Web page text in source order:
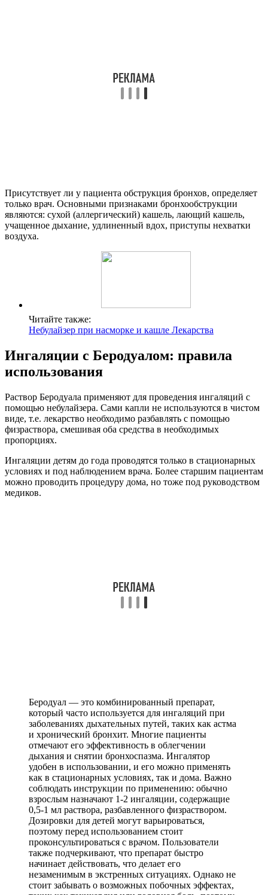
Присутствует ли у пациента обструкция бронхов, определяет
только врач. Основными признаками бронхообструкции
являются: сухой (аллергический) кашель, лающий кашель,
учащенное дыхание, удлиненный вдох, приступы нехватки
воздуха.
Читайте также:
Небулайзер при насморке и кашле Лекарства
Ингаляции с Беродуалом: правила
использования
Раствор Беродуала применяют для проведения ингаляций с
помощью небулайзера. Сами капли не используются в чистом
виде, т.е. лекарство необходимо разбавлять с помощью
физраствора, смешивая оба средства в необходимых
пропорциях.
Ингаляции детям до года проводятся только в стационарных
условиях и под наблюдением врача. Более старшим пациентам
можно проводить процедуру дома, но тоже под руководством
медиков.
Беродуал — это комбинированный препарат,
который часто используется для ингаляций при
заболеваниях дыхательных путей, таких как астма
и хронический бронхит. Многие пациенты
отмечают его эффективность в облегчении
дыхания и снятии бронхоспазма. Ингалятор
удобен в использовании, и его можно применять
как в стационарных условиях, так и дома. Важно
соблюдать инструкции по применению: обычно
взрослым назначают 1-2 ингаляции, содержащие
0,5-1 мл раствора, разбавленного физраствором.
Дозировки для детей могут варьироваться,
поэтому перед использованием стоит
проконсультироваться с врачом. Пользователи
также подчеркивают, что препарат быстро
начинает действовать, что делает его
незаменимым в экстренных ситуациях. Однако не
стоит забывать о возможных побочных эффектах,